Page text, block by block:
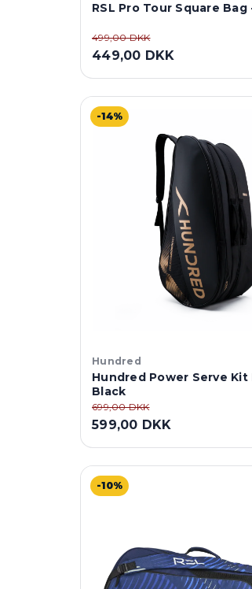
RSL Pro Tour Square
499,00 DKK
449,00 DKK
-14%
Hundred
Hundred Power Serve Kit
Black
699,00 DKK
599,00 DKK
-10%